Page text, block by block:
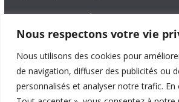
Nous respectons votre vie
Nous utilisons des cookies pour
de navigation, diffuser des publicités ou
personnalisés et analyser notre trafic. En
87036 Limoges Cedex.
Tél. 05 55 06 14 15
Nous écrire